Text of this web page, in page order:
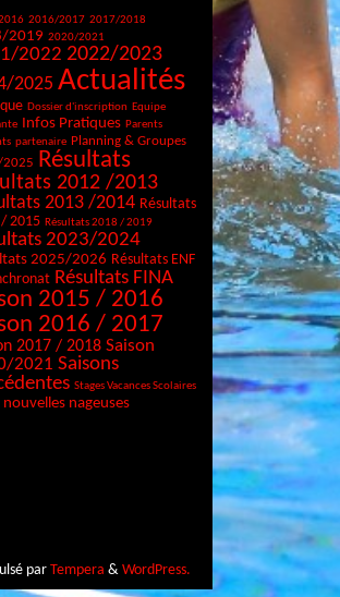
2016/2017 2017/2018
2019 2020/2021
2022 2022/2023
2025 Actualités
Dossier d'inscription Equipe
Infos Pratiques Parents
partenaire Planning & Groupes
Résultats
2012 /2013
2013 /2014 Résultats
2015 Résultats 2018 / 2019
2023/2024
2025/2026 Résultats ENF
Résultats FINA
2015 / 2016
2016 / 2017
2017 / 2018 Saison
2021 Saisons
Stages Vacances Scolaires
nouvelles nageuses
par Tempera & WordPress.